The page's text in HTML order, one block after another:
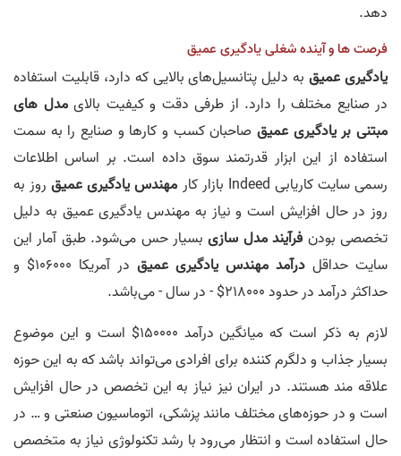
دهد.
فرصت ها و آینده شغلی یادگیری عمیق
یادگیری عمیقبه دلیل پتانسیل‌های بالایی که دارد، قابلیت استفاده
در صنایع مختلف را دارد. از طرفی دقت و کیفیت بالایمدل های
مبتنی بر یادگیری عمیق صاحبان کسب و کارها و صنایع را به سمت
استفاده از این ابزار قدرتمند سوق داده است. بر اساس اطلاعات
رسمی سایت کاریابی Indeed بازار کار
مهندس یادگیری عمیقروز به
روز در حال افزایش است و نیاز به مهندس یادگیری عمیق به دلیل
تخصصی بودن فرآیند مدل سازیبسیار حس می‌شود. طبق آمار این
سایت حداقل درآمد مهندس یادگیری عمیق
در آمریکا 106000$ و
حداکثر درآمد در حدود 218000$ - در سال - می‌باشد.
لازم به ذکر است که میانگین درآمد 150000$ است و این موضوع
بسیار جذاب و دلگرم کننده برای افرادی می‌تواند باشد که به این حوزه
علاقه مند هستند. در ایران نیز نیاز به این تخصص در حال افزایش
است و در حوزه‌های مختلف مانند پزشکی، اتوماسیون صنعتی و … در
حال استفاده است و انتظار می‌رود با رشد تکنولوژی نیاز به متخصص